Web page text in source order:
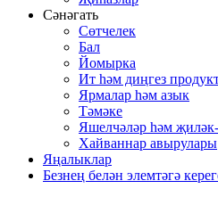
Сәнәгать
Сөтчелек
Бал
Йомырка
Ит һәм диңгез
Ярмалар һәм азык
Тәмәке
Яшелчәләр һәм
Хайваннар авырулары
Яңалыклар
Безнең белән элемтәгә